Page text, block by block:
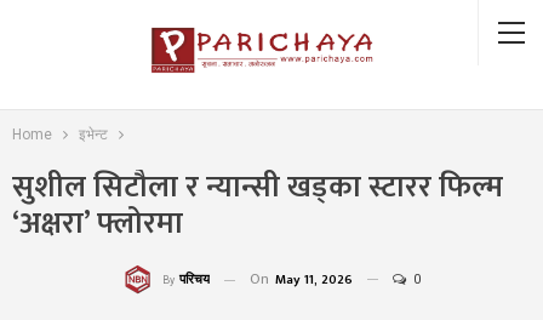
Home इभेन्ट
सुशील सिटौला र न्यान्सी खड्का स्टारर फिल्म
‘अक्षरा’ फ्लोरमा
By परिचय On May 11, 2026 0